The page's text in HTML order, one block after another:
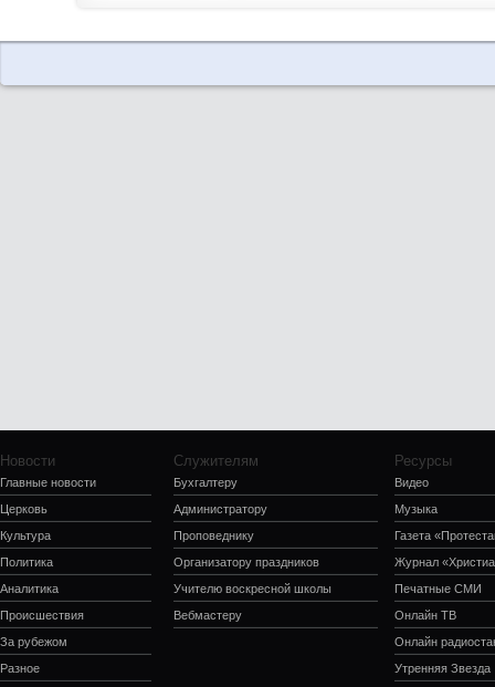
Новости
Главные новости
Церковь
Культура
Политика
Аналитика
Происшествия
За рубежом
Разное
Служителям
Бухгалтеру
Администратору
Проповеднику
Организатору праздников
Учителю воскресной школы
Вебмастеру
Ресурсы
Видео
Музыка
Газета
Журнал
Печатные СМИ
Онлайн ТВ
Онлайн
Утренняя Звезда